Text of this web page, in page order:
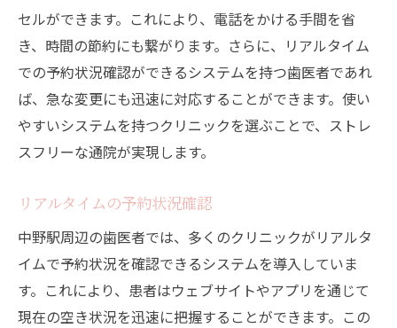
セルができます。これにより、電話をかける手間を省
き、時間の節約にも繋がります。さらに、リアルタイム
での予約状況確認ができるシステムを持つ歯医者であれ
ば、急な変更にも迅速に対応することができます。使い
やすいシステムを持つクリニックを選ぶことで、ストレ
スフリーな通院が実現します。
リアルタイムの予約状況確認
中野駅周辺の歯医者では、多くのクリニックがリアルタ
イムで予約状況を確認できるシステムを導入していま
す。これにより、患者はウェブサイトやアプリを通じて
現在の空き状況を迅速に把握することができます。この